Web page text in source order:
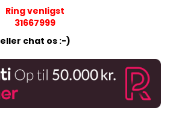
Ring venligst
31667999
eller chat os :-)